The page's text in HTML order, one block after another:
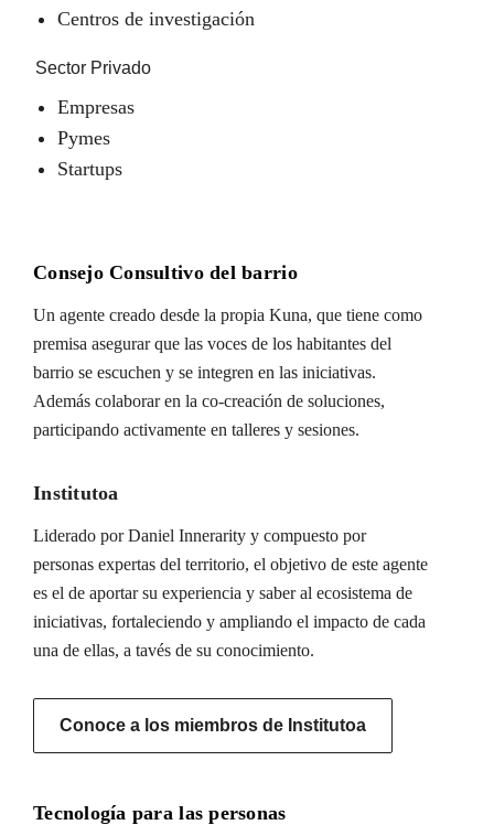
Centros de investigación
Sector Privado
Empresas
Pymes
Startups
Consejo Consultivo del barrio
Un agente creado desde la propia Kuna, que tiene como
premisa asegurar que las voces de los habitantes del
barrio se escuchen y se integren en las iniciativas.
Además colaborar en la co-creación de soluciones,
participando activamente en talleres y sesiones.
Institutoa
Liderado por Daniel Innerarity y compuesto por
personas expertas del territorio, el objetivo de este agente
es el de aportar su experiencia y saber al ecosistema de
iniciativas, fortaleciendo y ampliando el impacto de cada
una de ellas, a tavés de su conocimiento.
Conoce a los miembros de Institutoa
Tecnología para las personas